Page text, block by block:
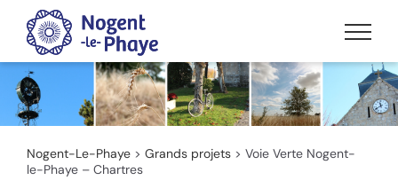
Passer
contenu
Nogent-Le-Phaye > Grands projets > Voie Verte Nogent-
le-Phaye – Chartres